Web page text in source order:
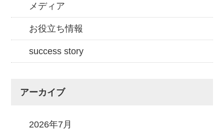
メディア
お役立ち情報
success story
アーカイブ
2026年7月